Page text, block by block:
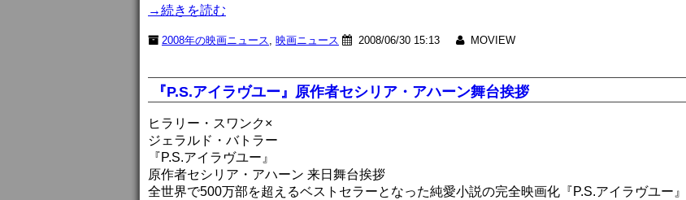
→続きを読む
2008年の映画ニュース 映画ニュース 2008/06/30 15:13 MOVIEW
『P.S.アイラヴユー』原作者セシリア・アハーン舞台挨拶
ヒラリー・スワンク×
ジェラルド・バトラー
『P.S.アイラヴユー』
原作者セシリア・アハーン 来日舞台挨拶
全世界で500万部を超えるベストセラーとなった純愛小説の完全映画化『P.S.アイラヴユー』